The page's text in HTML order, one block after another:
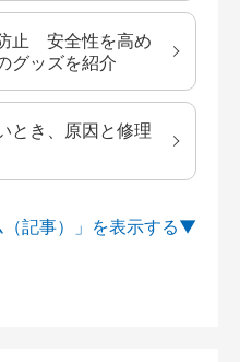
止 安全性を高め
グッズを紹介
とき、原因と修理
記事）」を